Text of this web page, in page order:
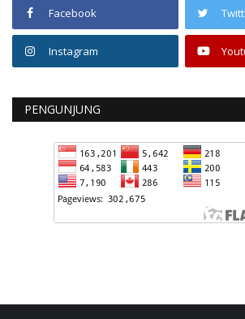
Facebook
Instagram
PENGUNJUNG